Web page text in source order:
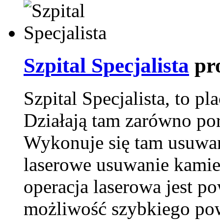
Szpital Specjalista
Szpital Specjalista, to
Działają tam zarówno
Wykonuje się tam
laserowe usuwanie
operacja laserowa jest
możliwość szybkiego